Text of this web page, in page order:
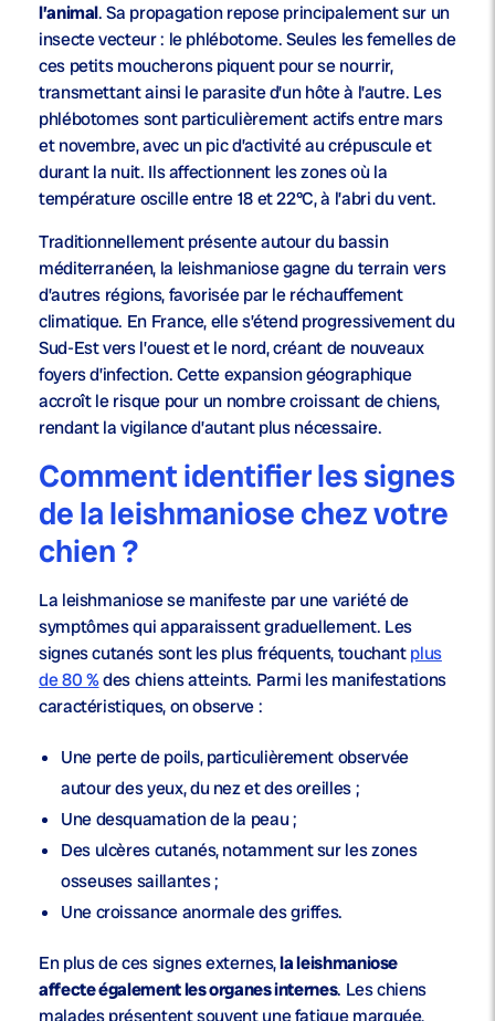
l’animal. Sa propagation repose principalement sur un
insecte vecteur : le phlébotome. Seules les femelles de
ces petits moucherons piquent pour se nourrir,
transmettant ainsi le parasite d’un hôte à l’autre. Les
phlébotomes sont particulièrement actifs entre mars
et novembre, avec un pic d’activité au crépuscule et
durant la nuit. Ils affectionnent les zones où la
température oscille entre 18 et 22°C, à l’abri du vent.
Traditionnellement présente autour du bassin
méditerranéen, la leishmaniose gagne du terrain vers
d’autres régions, favorisée par le réchauffement
climatique. En France, elle s’étend progressivement du
Sud-Est vers l’ouest et le nord, créant de nouveaux
foyers d’infection. Cette expansion géographique
accroît le risque pour un nombre croissant de chiens,
rendant la vigilance d’autant plus nécessaire.
Comment identifier les signes
de la leishmaniose chez votre
chien ?
La leishmaniose se manifeste par une variété de
symptômes qui apparaissent graduellement. Les
signes cutanés sont les plus fréquents, touchantplus
de 80 %des chiens atteints. Parmi les manifestations
caractéristiques, on observe :
Une perte de poils, particulièrement observée
autour des yeux, du nez et des oreilles ;
Une desquamation de la peau ;
Des ulcères cutanés, notamment sur les zones
osseuses saillantes ;
Une croissance anormale des griffes.
En plus de ces signes externes,la leishmaniose
affecte également les organes internes. Les chiens
malades présentent souvent une fatigue marquée,